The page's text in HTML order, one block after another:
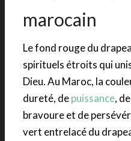
marocain
Le fond rouge du
spirituels étroits qui
Dieu. Au Maroc, la
dureté, depuissance,
bravoure et de
vert entrelacé du